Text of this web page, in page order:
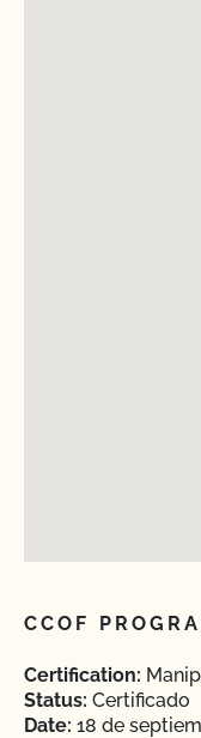
CCOF
Certification:
Status: Certificado
Date: 18 de